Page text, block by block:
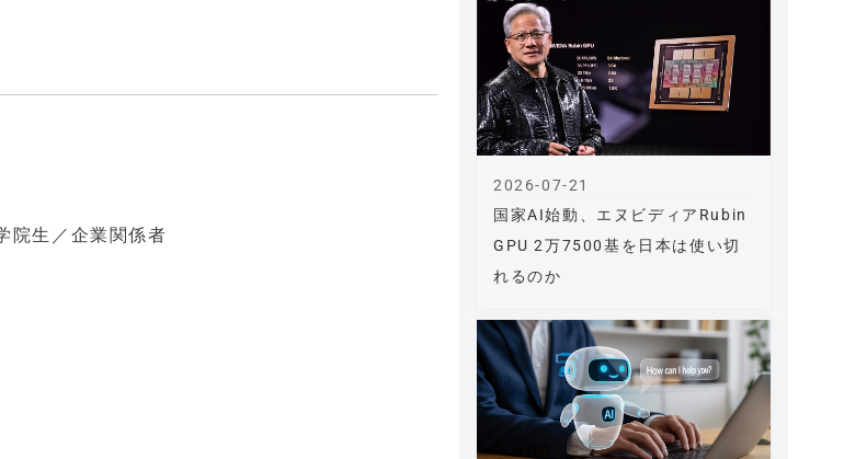
院生／企業関係者
国家AI始動、エヌビディアRubin
GPU 2万7500基を日本は使い切
れるのか
2026-07-21